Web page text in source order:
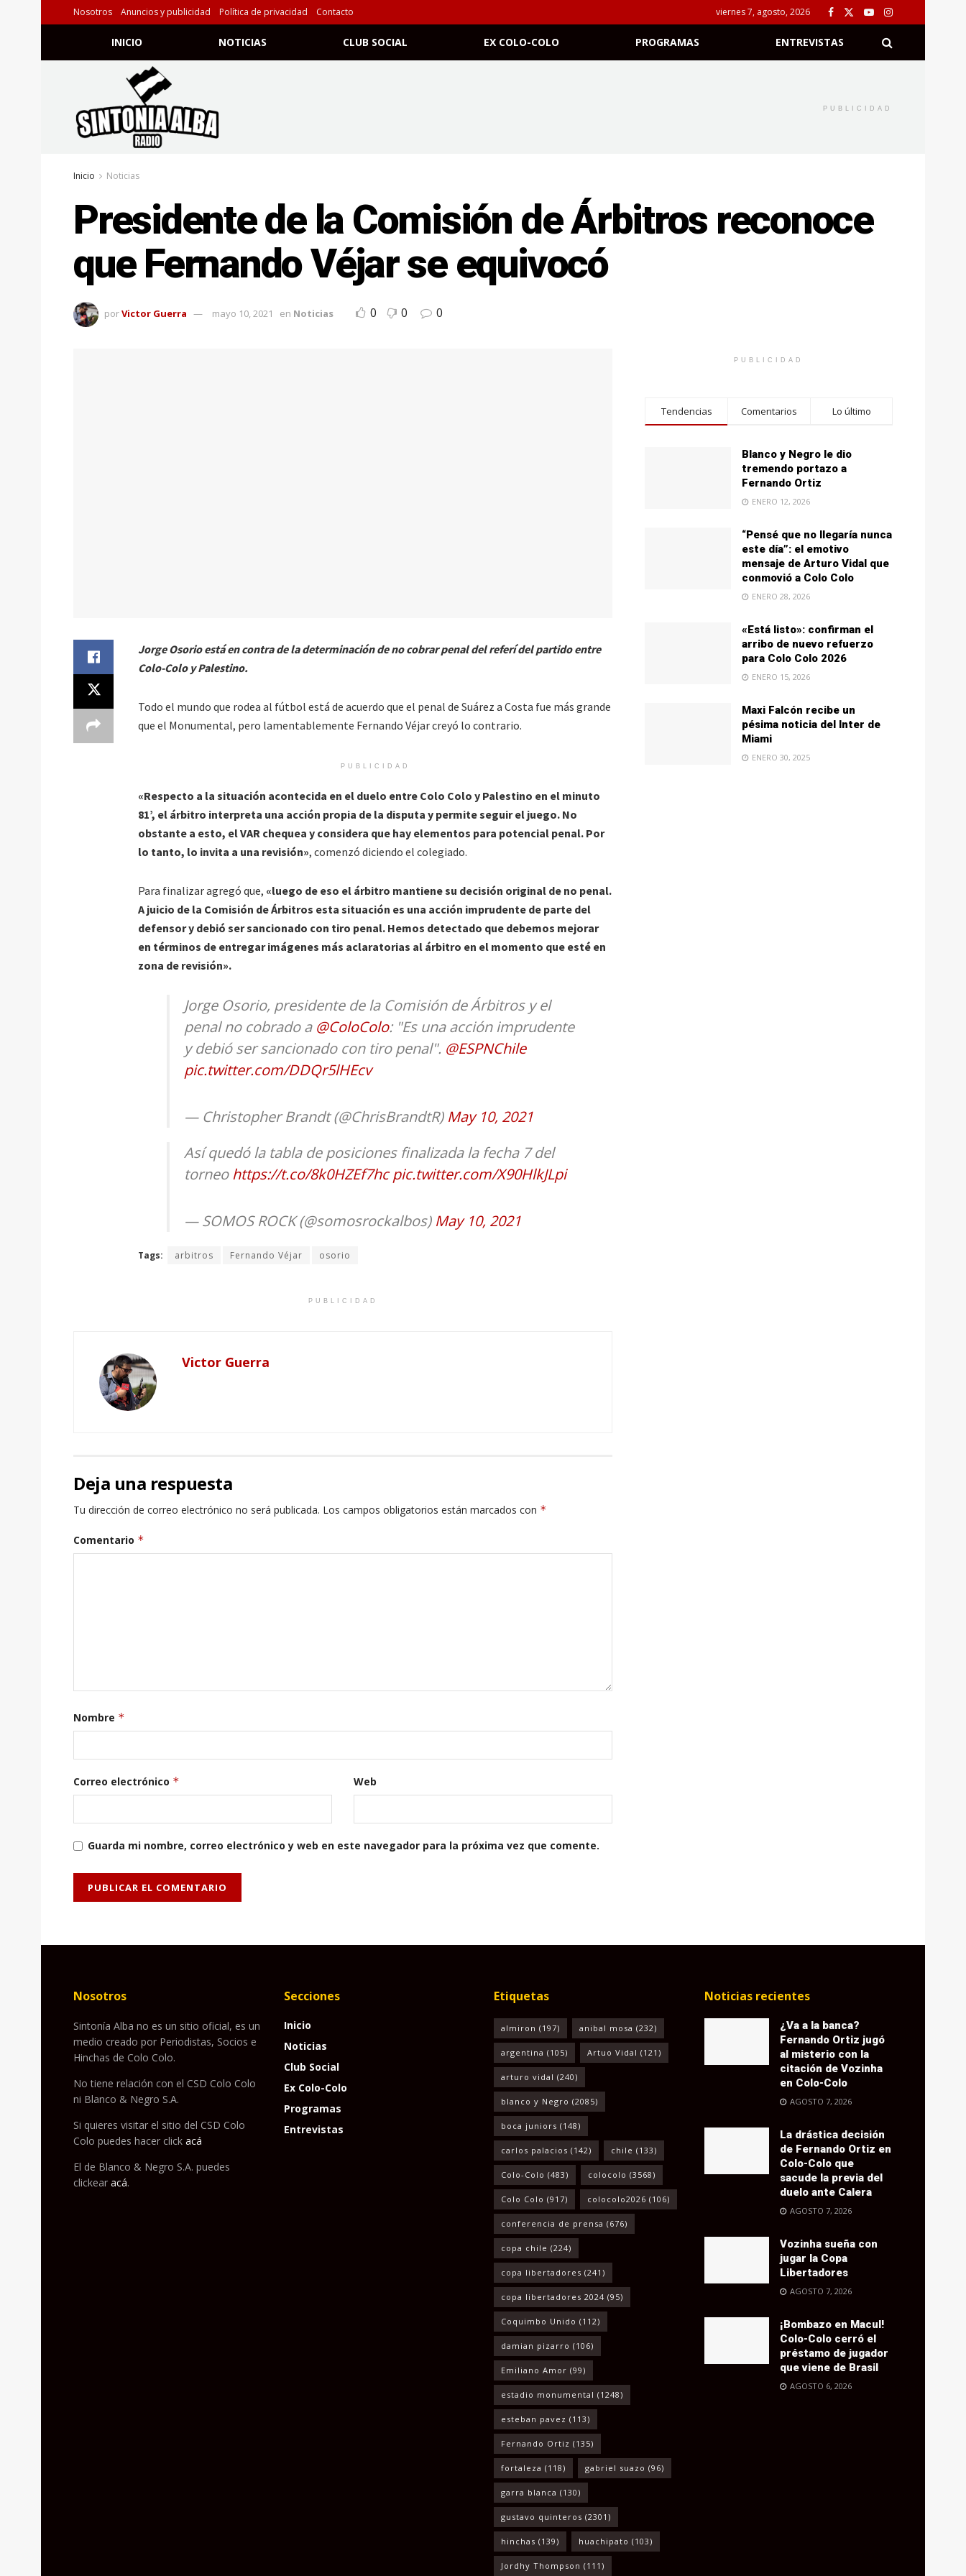
Nosotros Anuncios y publicidad Política de privacidad Contacto viernes 7, agosto, 2026
INICIO NOTICIAS CLUB SOCIAL EX COLO-COLO PROGRAMAS ENTREVISTAS
PUBLICIDAD
Inicio Noticias
Presidente de la Comisión de Árbitros reconoce
que Fernando Véjar se equivocó
porVictor Guerra mayo 10, 2021 en Noticias 0 0 0
Jorge Osorio está en contra de la determinación de no cobrar penal del referí del partido entre
Colo-Colo y Palestino.
Todo el mundo que rodea al fútbol está de acuerdo que el penal de Suárez a Costa fue más grande
que el Monumental, pero lamentablemente Fernando Véjar creyó lo contrario.
PUBLICIDAD
«Respecto a la situación acontecida en el duelo entre Colo Colo y Palestino en el minuto
81’, el árbitro interpreta una acción propia de la disputa y permite seguir el juego. No
obstante a esto, el VAR chequea y considera que hay elementos para potencial penal. Por
lo tanto, lo invita a una revisión», comenzó diciendo el colegiado.
Para finalizar agregó que, «luego de eso el árbitro mantiene su decisión original de no penal.
A juicio de la Comisión de Árbitros esta situación es una acción imprudente de parte del
defensor y debió ser sancionado con tiro penal. Hemos detectado que debemos mejorar
en términos de entregar imágenes más aclaratorias al árbitro en el momento que esté en
zona de revisión».
Jorge Osorio, presidente de la Comisión de Árbitros y el
penal no cobrado a @ColoColo: "Es una acción imprudente
y debió ser sancionado con tiro penal". @ESPNChile
pic.twitter.com/DDQr5lHEcv
— Christopher Brandt (@ChrisBrandtR) May 10, 2021
Así quedó la tabla de posiciones finalizada la fecha 7 del
torneohttps://t.co/8k0HZEf7hc pic.twitter.com/X90HlkJLpi
— SOMOS ROCK (@somosrockalbos) May 10, 2021
Tags: arbitros Fernando Véjar osorio
PUBLICIDAD
Victor Guerra
Deja una respuesta
Tu dirección de correo electrónico no será publicada. Los campos obligatorios están marcados con *
Comentario *
Nombre *
Correo electrónico * Web
Guarda mi nombre, correo electrónico y web en este navegador para la próxima vez que comente.
PUBLICIDAD
Tendencias Comentarios Lo último
Blanco y Negro le dio
tremendo portazo a
Fernando Ortiz
ENERO 12, 2026
“Pensé que no llegaría nunca
este día”: el emotivo
mensaje de Arturo Vidal que
conmovió a Colo Colo
ENERO 28, 2026
«Está listo»: confirman el
arribo de nuevo refuerzo
para Colo Colo 2026
ENERO 15, 2026
Maxi Falcón recibe un
pésima noticia del Inter de
Miami
ENERO 30, 2025
Nosotros
Sintonía Alba no es un sitio oficial, es un
medio creado por Periodistas, Socios e
Hinchas de Colo Colo.
No tiene relación con el CSD Colo Colo
ni Blanco & Negro S.A.
Si quieres visitar el sitio del CSD Colo
Colo puedes hacer click acá
El de Blanco & Negro S.A. puedes
clickear acá.
Secciones
Inicio
Noticias
Club Social
Ex Colo-Colo
Programas
Entrevistas
Etiquetas
almiron (197) anibal mosa (232)
argentina (105) Artuo Vidal (121)
arturo vidal (240)
blanco y Negro (2085)
boca juniors (148)
carlos palacios (142) chile (133)
Colo-Colo (483) colocolo (3568)
Colo Colo (917) colocolo2026 (106)
conferencia de prensa (676)
copa chile (224)
copa libertadores (241)
copa libertadores 2024 (95)
Coquimbo Unido (112)
damian pizarro (106)
Emiliano Amor (99)
estadio monumental (1248)
esteban pavez (113)
Fernando Ortiz (135)
fortaleza (118) gabriel suazo (96)
garra blanca (130)
gustavo quinteros (2301)
hinchas (139) huachipato (103)
Jordhy Thompson (111)
Noticias recientes
¿Va a la banca?
Fernando Ortiz jugó
al misterio con la
citación de Vozinha
en Colo-Colo
AGOSTO 7, 2026
La drástica decisión
de Fernando Ortiz en
Colo-Colo que
sacude la previa del
duelo ante Calera
AGOSTO 7, 2026
Vozinha sueña con
jugar la Copa
Libertadores
AGOSTO 7, 2026
¡Bombazo en Macul!
Colo-Colo cerró el
préstamo de jugador
que viene de Brasil
AGOSTO 6, 2026